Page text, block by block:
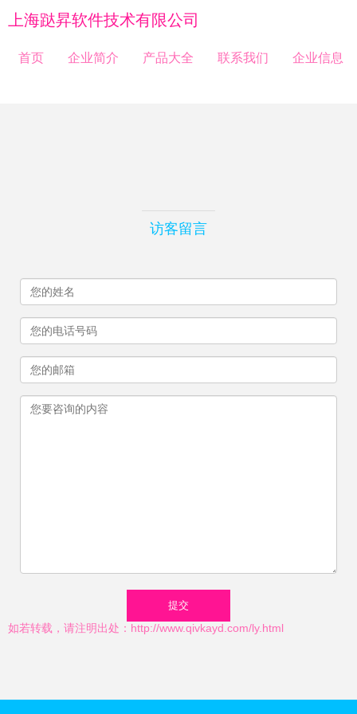
上海跶昇软件技术有限公司
首页 企业简介 产品大全 联系我们 企业信息
访客留言
如若转载，请注明出处：http://www.qivkayd.com/ly.html